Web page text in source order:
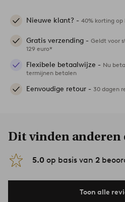
Nieuwe klant? - 40% korting
Gratis verzending - Geldt voor
129 euro*
Flexibele betaalwijze - Nu
termijnen betalen
Eenvoudige retour - 30 dagen
Dit vinden anderen
5.0 op basis van 2
Toon alle